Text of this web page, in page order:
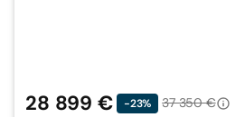
28 899 € -23%
37 350 €